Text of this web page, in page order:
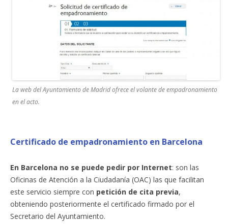
La web del Ayuntamiento de Madrid ofrece el volante de empadronamiento
en el acto.
Certificado de empadronamiento en Barcelona
En Barcelona no se puede pedir por Internet: son las
Oficinas de Atención a la Ciudadanía (OAC) las que facilitan
este servicio siempre con petición de cita previa,
obteniendo posteriormente el certificado firmado por el
Secretario del Ayuntamiento.